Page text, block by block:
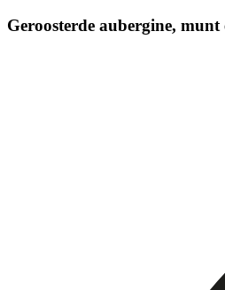
Geroosterde aubergine,